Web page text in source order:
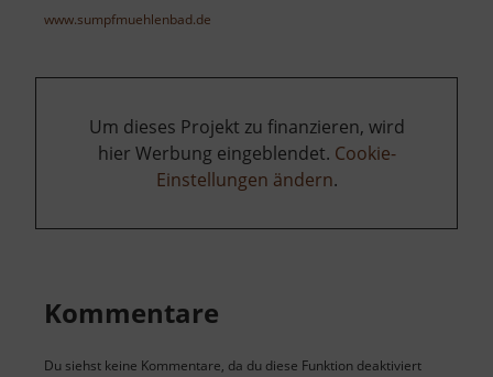
www.sumpfmuehlenbad.de
Um dieses Projekt zu finanzieren, wird
hier Werbung eingeblendet. Cookie-
Einstellungen ändern.
Kommentare
Du siehst keine Kommentare, da du diese Funktion deaktiviert